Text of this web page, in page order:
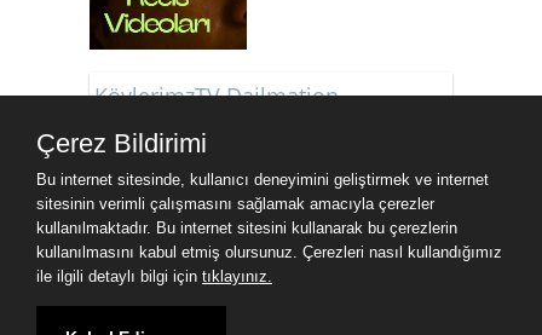
KöylerimzTV Dailmation
Keşif Emlak İlan Siteleri
Çerez Bildirimi
Bu internet sitesinde, kullanıcı deneyimini geliştirmek ve internet
sitesinin verimli çalışmasını sağlamak amacıyla çerezler
kullanılmaktadır. Bu internet sitesini kullanarak bu çerezlerin
kullanılmasını kabul etmiş olursunuz. Çerezleri nasıl kullandığımız
ile ilgili detaylı bilgi için tıklayınız.